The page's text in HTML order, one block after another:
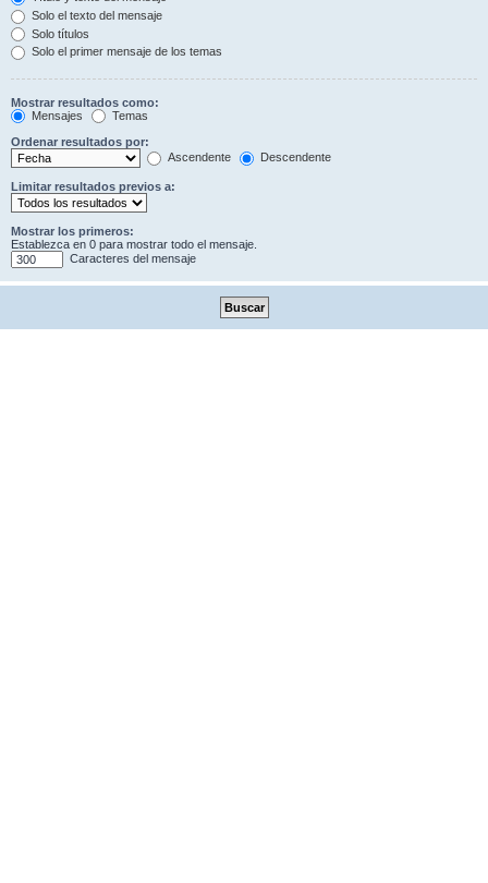
Solo el texto del mensaje
Solo títulos
Solo el primer mensaje de los temas
Mostrar resultados como:
Mensajes
Temas
Ordenar resultados por:
Ascendente
Descendente
Limitar resultados previos a:
Mostrar los primeros:
Establezca en 0 para mostrar todo el mensaje.
Caracteres del mensaje